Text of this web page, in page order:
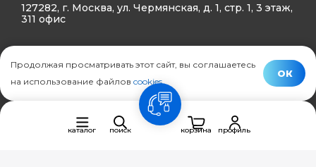
127282, г. Москва, ул. Чермянская, д. 1, стр. 1, 3 этаж,
311 офис
Политика конфиденциальности
Политика использования Cookies
© Ifreez - продажа и установка климатической техники,
каталог поиск
связь
корзина
профиль
Продолжая просматривать этот сайт, вы соглашаетесь
на использование файлов cookies.
ОК